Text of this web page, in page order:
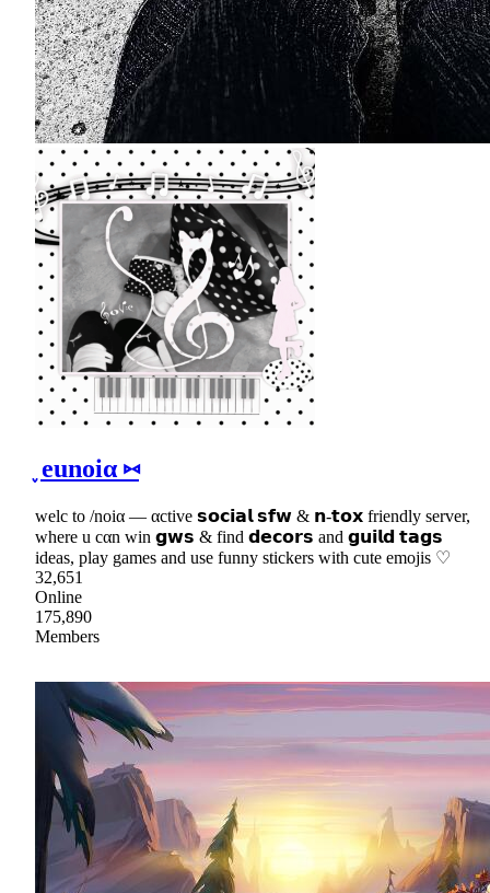
֪ eunoiα ⑅
welc to /noiα — αctive 𝘀𝗼𝗰𝗶𝗮𝗹 𝘀𝗳𝘄 & 𝗻-𝘁𝗼𝘅 friendly server,
where u cαn win 𝗴𝘄𝘀 & find 𝗱𝗲𝗰𝗼𝗿𝘀 and 𝗴𝘂𝗶𝗹𝗱 𝘁𝗮𝗴𝘀
ideas, play games and use funny stickers with cute emojis ♡
32,651
Online
175,890
Members